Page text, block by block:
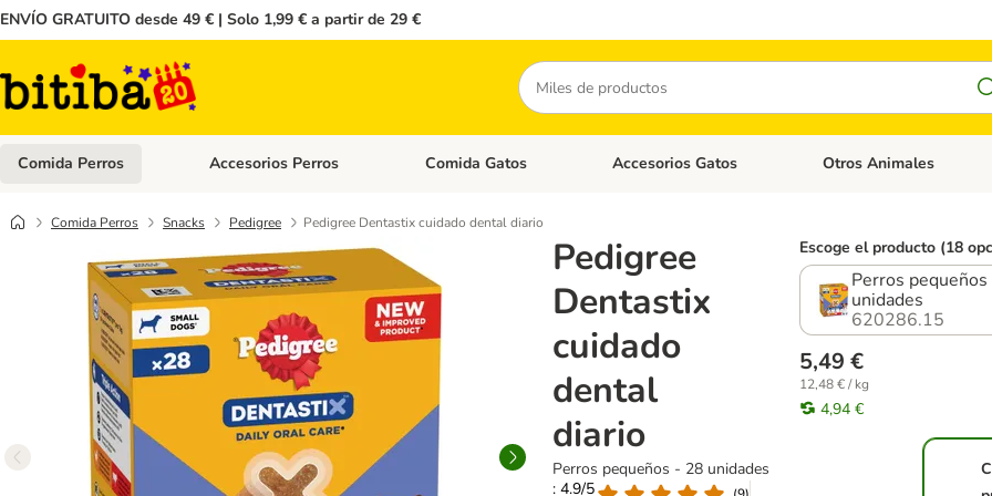
ENVÍO GRATUITO desde 49 € | Solo 1,99 € a partir de 29 €
Buscar
Comida Perros Menú de categoria abierto: Comida Perros
Accesorios Perros Menú de categoria abierto: Accesorios Perros
Comida Gatos Menú de categoria abierto: Comida Gatos
Accesorios Gatos Menú de categoria abierto:
Otros Animales
Comida Perros Snacks Pedigree Pedigree Dentastix cuidado dental diario
Pedigree
Dentastix
cuidado
dental
diario
Perros pequeños - 28 unidades
: 4.9/5
Escoge el producto (18
Perros
unidades
620286.15
5,49 €
12,48 € / kg
4,94 €